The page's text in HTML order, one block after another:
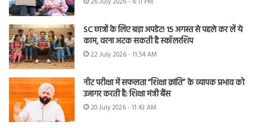
SC छात्रों के लिए बड़ा अपडेट! 15 अगस्त से पहले कर लें ये
काम, वरना अटक सकती है स्कॉलरशिप
22 July 2026 - 11:54 AM
नीट परीक्षा में सफलता “शिक्षा क्रांति” के व्यापक प्रभाव को
उजागर करती है: शिक्षा मंत्री बैंस
20 July 2026 - 11:43 AM